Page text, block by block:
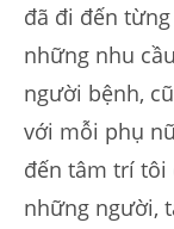
đã đi đến
những nhu
người bệnh,
với mỗi phụ
đến tâm trí tôi
những người,